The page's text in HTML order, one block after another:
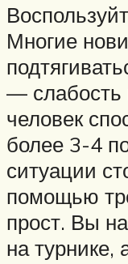
Многие
— слабость
человек
более 3-4
ситуации
помощью
прост. Вы
на турнике,